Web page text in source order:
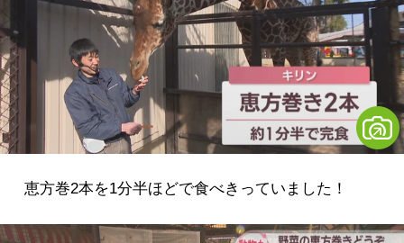
恵方巻2本を1分半ほどで食べきっていました！